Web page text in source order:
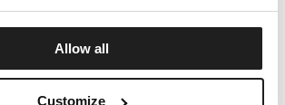
Allow all
Customize